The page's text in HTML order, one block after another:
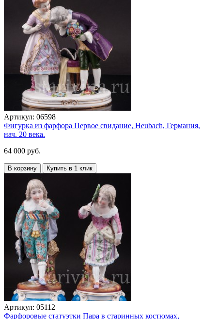
Артикул: 06598
Фигурка из фарфора Первое свидание, Heubach, Германия,
нач. 20 века.
64 000 руб.
В корзину Купить в 1 клик
Артикул: 05112
Фарфоровые статуэтки Пара в старинных костюмах,